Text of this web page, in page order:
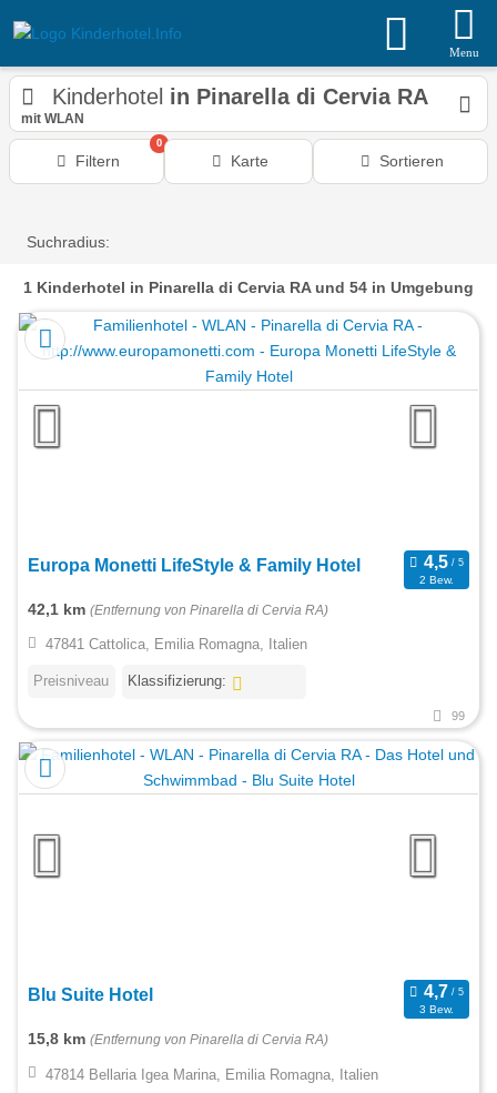
Menu
Kinderhotel in Pinarella di Cervia RA
mit WLAN
Filtern
0
Karte Sortieren
Suchradius:
1 Kinderhotel in Pinarella di Cervia RAund 54 in Umgebung
Europa Monetti LifeStyle & Family Hotel
2 Bew.
42,1 km (Entfernung von Pinarella di Cervia RA)
47841 Cattolica, Emilia Romagna, Italien
Preisniveau Klassifizierung:
99
Blu Suite Hotel
3 Bew.
15,8 km (Entfernung von Pinarella di Cervia RA)
47814 Bellaria Igea Marina, Emilia Romagna, Italien